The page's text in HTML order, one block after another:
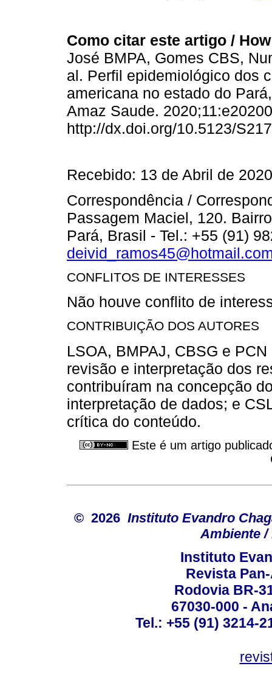
Como citar este artigo /
José BMPA, Gomes CBS,
al. Perfil epidemiológico dos
americana no estado do
Amaz Saude.
http://dx.doi.org/10.5123/
Recebido: 13 de Abril de
Correspondência /
Passagem Maciel, 120.
Pará, Brasil - Tel.: +55 (91)
CONFLITOS DE INTERESSES
Não houve conflito de
CONTRIBUIÇÃO DOS AUTORES
LSOA, BMPAJ, CBSG e
revisão e interpretação dos
contribuíram na concepção
interpretação de dados; e
crítica do conteúdo.
Este é um artigo
© 2026 Instituto Evandro
Ambiente /
Instituto
Revista
Rodovia BR-
67030-000 -
Tel.: +55 (91) 3214-